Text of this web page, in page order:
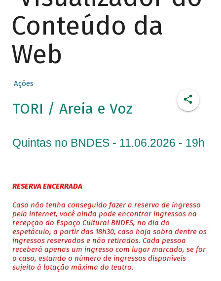
Conteúdo da
Web
Ações
TORI / Areia e Voz
Quintas no BNDES - 11.06.2026 - 19h
RESERVA ENCERRADA
Caso não tenha conseguido fazer a reserva de ingresso
pela internet, você ainda pode encontrar ingressos na
recepção do Espaço Cultural BNDES, no dia do
espetáculo, a partir das 18h30, caso haja sobra dentre os
ingressos reservados e não retirados. Cada pessoa
receberá apenas um ingresso com lugar marcado, se for
o caso, estando o número de ingressos disponíveis
sujeito à lotação máxima do teatro.